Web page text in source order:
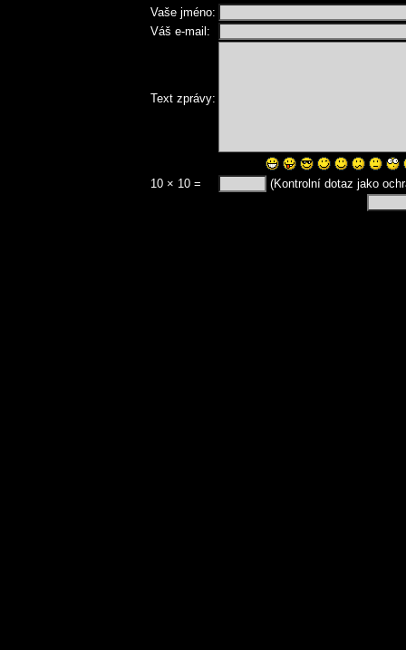
Vaše jméno:
Váš e-mail:
Text zprávy:
10 × 10 = (Kontrolní dotaz jako